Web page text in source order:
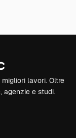
lavori. Oltre
agenzie e studi.